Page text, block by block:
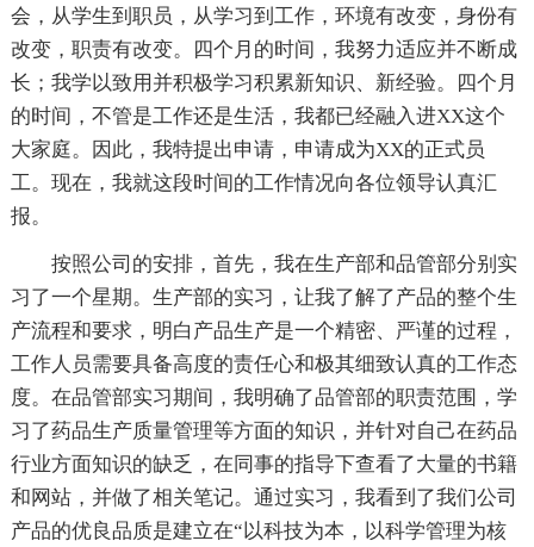
会，从学生到职员，从学习到工作，环境有改变，身份有
改变，职责有改变。四个月的时间，我努力适应并不断成
长；我学以致用并积极学习积累新知识、新经验。四个月
的时间，不管是工作还是生活，我都已经融入进XX这个
大家庭。因此，我特提出申请，申请成为XX的正式员
工。现在，我就这段时间的工作情况向各位领导认真汇
报。
按照公司的安排，首先，我在生产部和品管部分别实
习了一个星期。生产部的实习，让我了解了产品的整个生
产流程和要求，明白产品生产是一个精密、严谨的过程，
工作人员需要具备高度的责任心和极其细致认真的工作态
度。在品管部实习期间，我明确了品管部的职责范围，学
习了药品生产质量管理等方面的知识，并针对自己在药品
行业方面知识的缺乏，在同事的指导下查看了大量的书籍
和网站，并做了相关笔记。通过实习，我看到了我们公司
产品的优良品质是建立在“以科技为本，以科学管理为核